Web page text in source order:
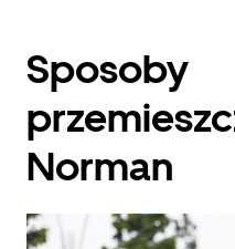
do
kalendarza
datę.
Naciśnij
klawisz
„Escape”,
zamknąć
kalendarz.
Sposoby
Norman